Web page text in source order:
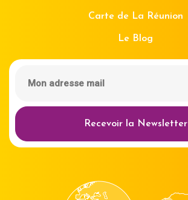
Carte de La Réunion
Le Blog
Recevoir la Newsletter